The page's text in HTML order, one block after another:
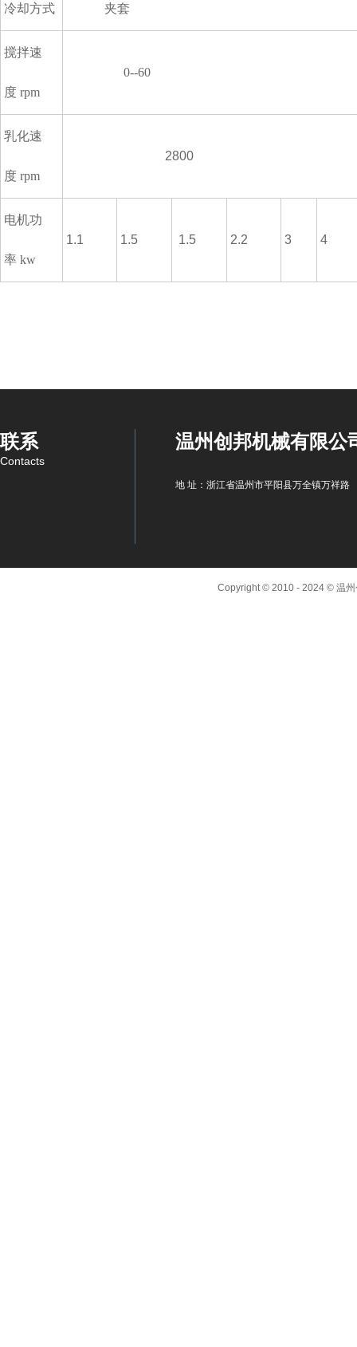
冷却方式 夹套
搅拌速
度 rpm
0--60
乳化速
度 rpm
2800
电机功
率 kw
1.1 1.5 1.5 2.2 3 4
联系
Contacts
温州创邦机械有限公
地 址：浙江省温州市平阳县万全镇万祥路
Copyright © 2010 - 2024 © 温